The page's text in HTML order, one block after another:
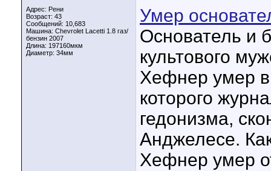
Адрес: Рени
Возраст: 43
Сообщений: 10,683
Машина: Chevrolet Lacetti 1.8 газ/
бензин 2007
Длина: 197160мкм
Диаметр: 34мм
Умер
Основатель и
культового
Хефнер умер
которого
гедонизма,
Анджелесе.
Хефнер умер